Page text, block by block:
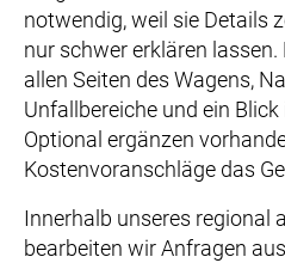
notwendig, weil sie Details
nur schwer erklären
allen Seiten des Wagens,
Unfallbereiche und ein
Optional ergänzen
Kostenvoranschläge das
Innerhalb unseres regional
bearbeiten wir Anfragen